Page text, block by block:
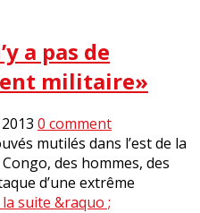
a pas de
militaire»
0 comment
mutilés dans l’est de la
des hommes, des
d’une extrême
suite &raquo ;